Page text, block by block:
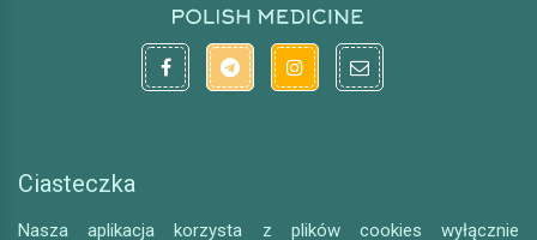
Ciasteczka
Nasza aplikacja korzysta z plików cookies wyłącznie